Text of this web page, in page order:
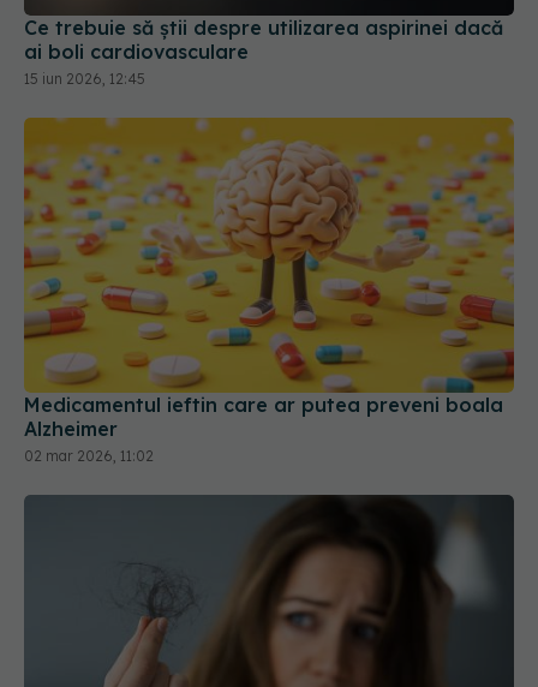
15 iun 2026, 12:45
Medicamentul ieftin care ar putea preveni boala
Alzheimer
02 mar 2026, 11:02